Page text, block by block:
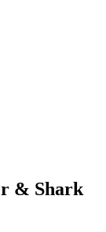
& Shark